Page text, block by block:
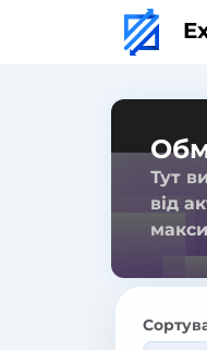
Тут
від